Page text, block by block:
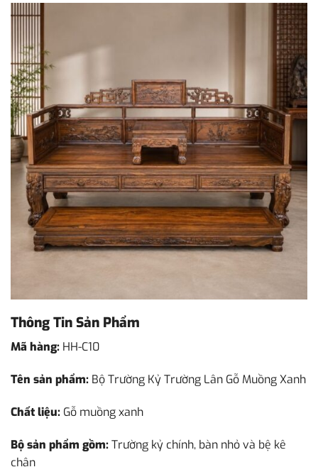
Thông Tin Sản Phẩm
Mã hàng: HH-C10
Tên sản phẩm: Bộ Trường Kỷ Trường Lân Gỗ Muồng Xanh
Chất liệu: Gỗ muồng xanh
Bộ sản phẩm gồm:Trường kỷ chính, bàn nhỏ và bệ kê
chân